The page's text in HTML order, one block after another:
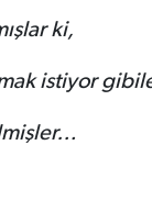
ki,
istiyor